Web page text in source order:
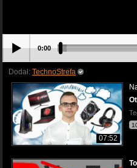
0:00
Dodał: TechnoStrefa
07:52